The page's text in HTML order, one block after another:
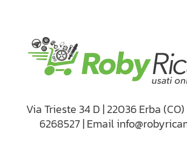
Via Trieste 34 D | 22036 Erba (CO)
6268527 | Email